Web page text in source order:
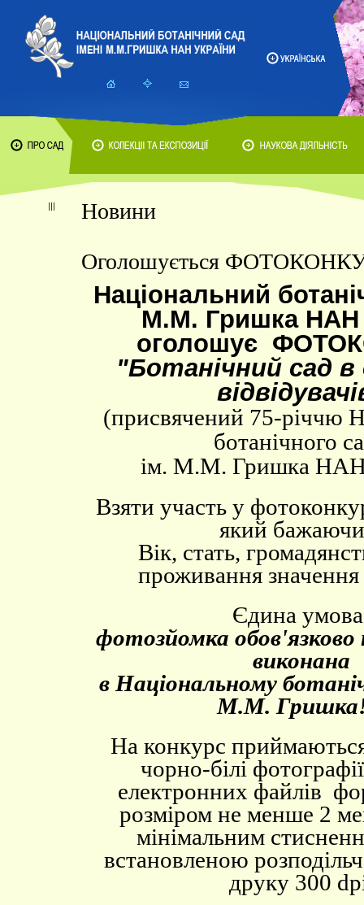
Новини
Оголошується
Національний
М.М. Гришка НАН
оголошує
"Ботанічний сад в
(присвячений 75-річчю
ботанічного
ім. М.М. Гришка НАН
Взяти участь у
який
Вік, стать,
проживання
Єдина
фотозйомка
виконана
в Національному
М.М.
На конкурс
чорно-білі
електронних файлів
розміром не менше 2
мінімальним
встановленою
друку 300